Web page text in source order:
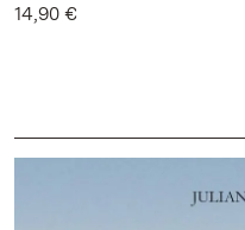
14,90 €